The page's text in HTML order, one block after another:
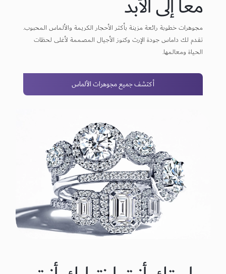
معاً إلى الأبد
مجوهرات خطوبة رائعة مزينة بأكثر الأحجار الكريمة والألماس المحبوب.
تقدم لك داماس جودة الإرث وكنوز الأجيال المصممة لأغلى لحظات
الحياة ومعالمها.
أكتشف جميع مجوهرات الألماس